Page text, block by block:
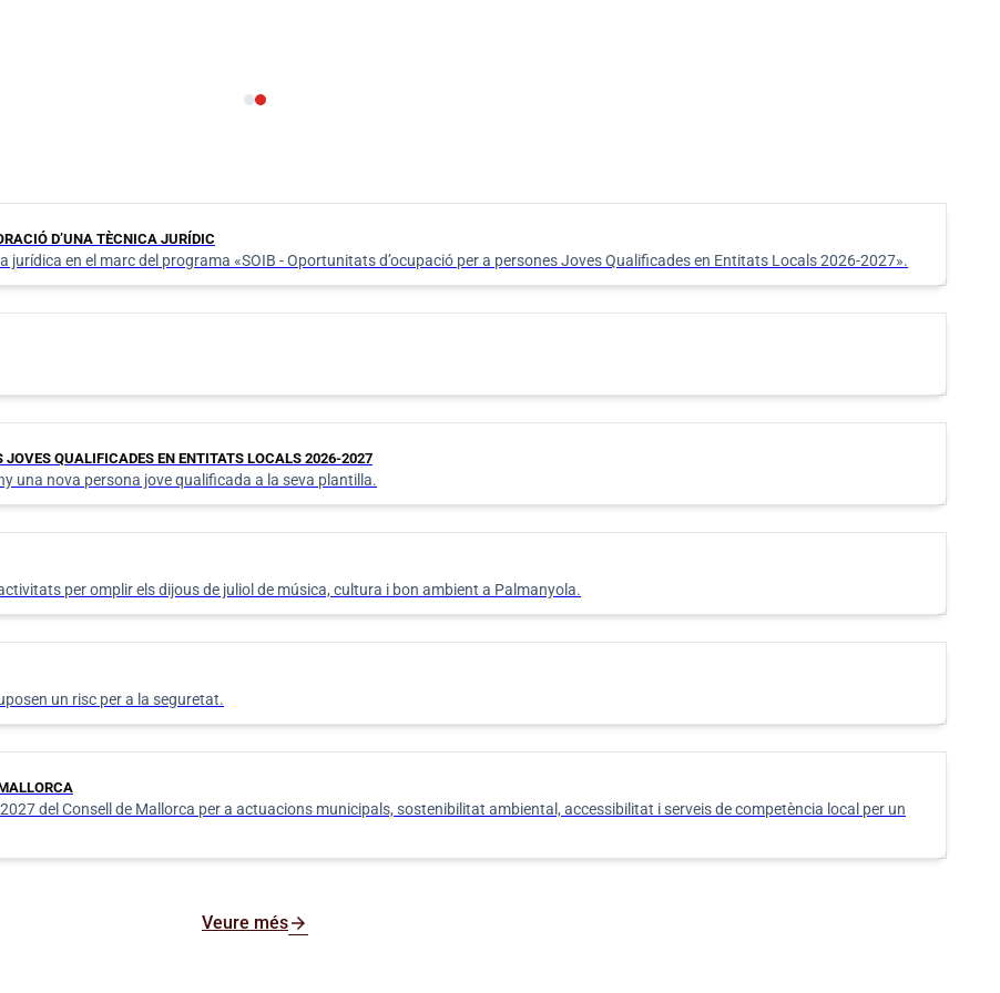
D’UNA TÈCNICA JURÍDIC
en el marc del programa «SOIB - Oportunitats d’ocupació per a persones Joves Qualificades en Entitats Locals 2026-2027».
JOVES QUALIFICADES EN ENTITATS LOCALS 2026-2027
una nova persona jove qualificada a la seva plantilla.
per omplir els dijous de juliol de música, cultura i bon ambient a Palmanyola.
un risc per a la seguretat.
del Consell de Mallorca per a actuacions municipals, sostenibilitat ambiental, accessibilitat i serveis de competència local per un
Veure mésarrow_forward